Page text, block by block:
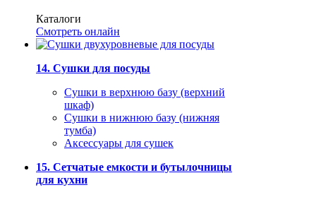
Каталоги
Смотреть онлайн
14. Сушки для посуды
Сушки в верхнюю базу (верхний
шкаф)
Сушки в нижнюю базу (нижняя
тумба)
Аксессуары для сушек
15. Сетчатые емкости и бутылочницы
для кухни